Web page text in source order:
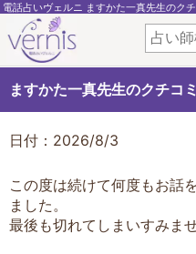
電話占いヴェルニ ますかた一真先生のク
ますかた一真先生のクチコミ
日付：2026/8/3
この度は続けて何度もお話
ました。
最後も切れてしまいすみま